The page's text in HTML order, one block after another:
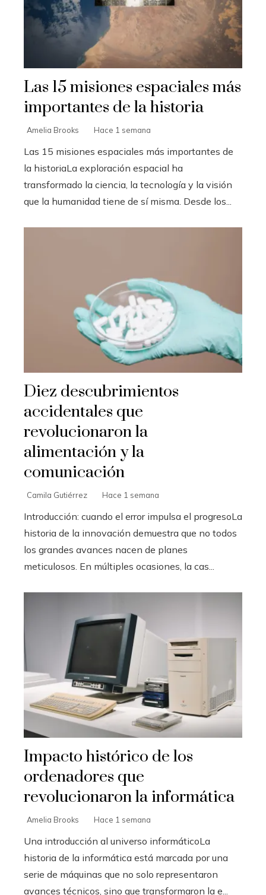
Las 15 misiones espaciales más
importantes de la historia
Amelia Brooks Hace 1 semana
Las 15 misiones espaciales más importantes de
la historiaLa exploración espacial ha
transformado la ciencia, la tecnología y la visión
que la humanidad tiene de sí misma. Desde los...
Diez descubrimientos
accidentales que
revolucionaron la
alimentación y la
comunicación
Camila Gutiérrez Hace 1 semana
Introducción: cuando el error impulsa el progresoLa
historia de la innovación demuestra que no todos
los grandes avances nacen de planes
meticulosos. En múltiples ocasiones, la cas...
Impacto histórico de los
ordenadores que
revolucionaron la informática
Amelia Brooks Hace 1 semana
Una introducción al universo informáticoLa
historia de la informática está marcada por una
serie de máquinas que no solo representaron
avances técnicos, sino que transformaron la e...